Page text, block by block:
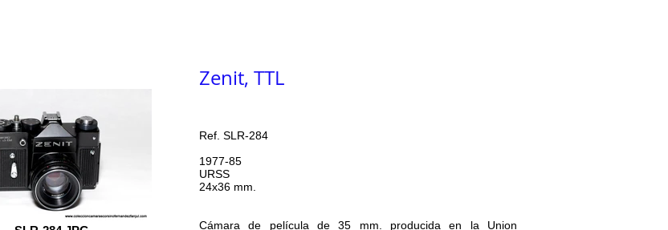
Zenit, TTL
Ref. SLR-284
1977-85
URSS
24x36 mm.
Cámara de película de 35 mm. producida en la Union